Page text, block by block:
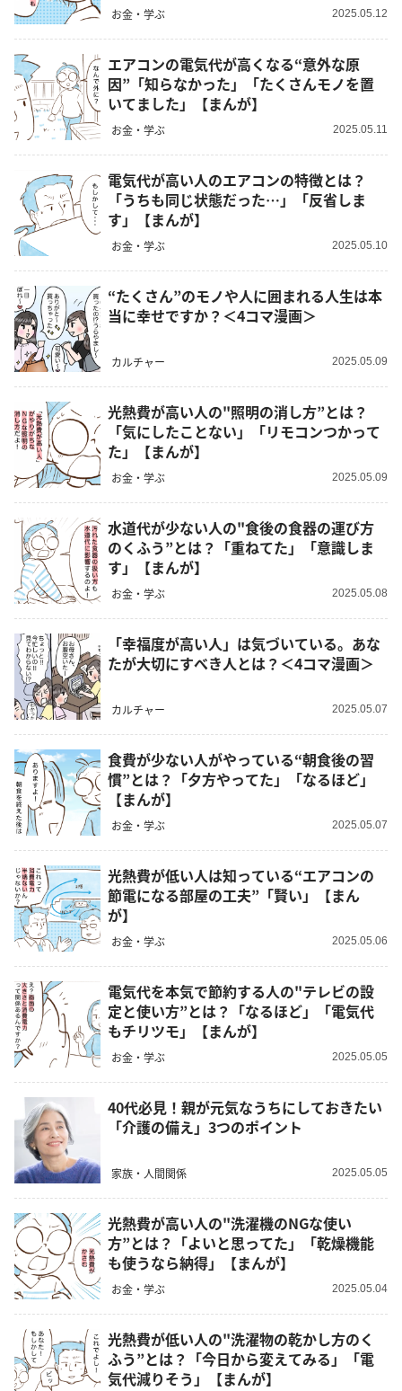
お金・学ぶ 2025.05.12
エアコンの電気代が高くなる“意外な原
因”「知らなかった」「たくさんモノを置
いてました」【まんが】
お金・学ぶ 2025.05.11
電気代が高い人のエアコンの特徴とは？
「うちも同じ状態だった…」「反省しま
す」【まんが】
お金・学ぶ 2025.05.10
“たくさん”のモノや人に囲まれる人生は本
当に幸せですか？＜4コマ漫画＞
カルチャー 2025.05.09
光熱費が高い人の"照明の消し方”とは？
「気にしたことない」「リモコンつかって
た」【まんが】
お金・学ぶ 2025.05.09
水道代が少ない人の"食後の食器の運び方
のくふう”とは？「重ねてた」「意識しま
す」【まんが】
お金・学ぶ 2025.05.08
「幸福度が高い人」は気づいている。あな
たが大切にすべき人とは？＜4コマ漫画＞
カルチャー 2025.05.07
食費が少ない人がやっている“朝食後の習
慣”とは？「夕方やってた」「なるほど」
【まんが】
お金・学ぶ 2025.05.07
光熱費が低い人は知っている“エアコンの
節電になる部屋の工夫”「賢い」【まん
が】
お金・学ぶ 2025.05.06
電気代を本気で節約する人の"テレビの設
定と使い方”とは？「なるほど」「電気代
もチリツモ」【まんが】
お金・学ぶ 2025.05.05
40代必見！親が元気なうちにしておきたい
「介護の備え」3つのポイント
家族・人間関係 2025.05.05
光熱費が高い人の"洗濯機のNGな使い
方”とは？「よいと思ってた」「乾燥機能
も使うなら納得」【まんが】
お金・学ぶ 2025.05.04
光熱費が低い人の"洗濯物の乾かし方のく
ふう”とは？「今日から変えてみる」「電
気代減りそう」【まんが】